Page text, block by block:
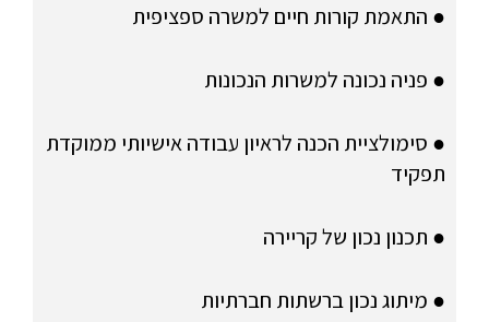
● התאמת קורות חיים למשרה ספציפית
● פניה נכונה למשרות הנכונות
● סימולציית הכנה לראיון עבודה אישיותי ממוקדת
תפקיד
● תכנון נכון של קריירה
● מיתוג נכון ברשתות חברתיות